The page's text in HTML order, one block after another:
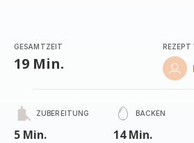
GESAMTZEIT
19 Min.
REZEPT
ZUBEREITUNG
5 Min.
BACKEN
14 Min.